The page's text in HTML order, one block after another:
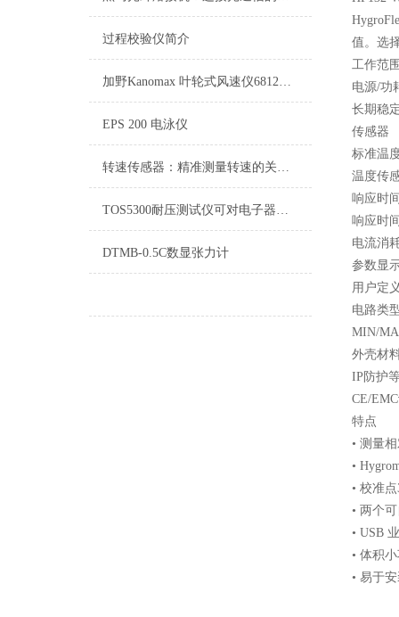
过程校验仪简介
加野Kanomax 叶轮式风速仪6812用于室内空气品质调查
EPS 200 电泳仪
转速传感器：精准测量转速的关键器件
TOS5300耐压测试仪可对电子器械，电子部品进行耐电压/绝缘阻抗测试
DTMB-0.5C数显张力计
值。选
工作范
电源/功
长期稳
传感器
标准温
温度传
响应时
响应时
电流消
参数显
用户定
电路类
MIN/
外壳材
IP防护
CE/
特点
• 测量
•
• 校准
• 两个
• USB
• 体积
• 易于